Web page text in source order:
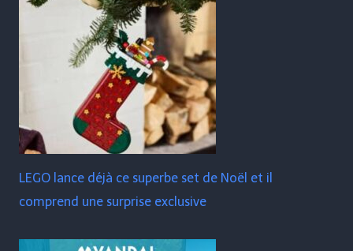
LEGO lance déjà ce superbe set de Noël et il
comprend une surprise exclusive